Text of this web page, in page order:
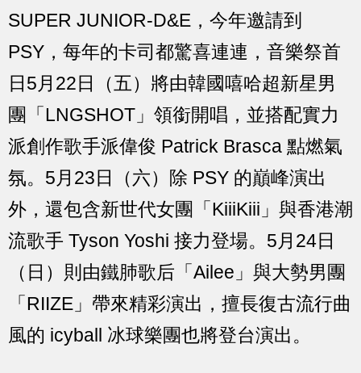
SUPER JUNIOR-D&E，今年邀請到
PSY，每年的卡司都驚喜連連，音樂祭首
日5月22日（五）將由韓國嘻哈超新星男
團「LNGSHOT」領銜開唱，並搭配實力
派創作歌手派偉俊 Patrick Brasca 點燃氣
氛。5月23日（六）除 PSY 的巔峰演出
外，還包含新世代女團「KiiiKiii」與香港潮
流歌手 Tyson Yoshi 接力登場。5月24日
（日）則由鐵肺歌后「Ailee」與大勢男團
「RIIZE」帶來精彩演出，擅長復古流行曲
風的 icyball 冰球樂團也將登台演出。